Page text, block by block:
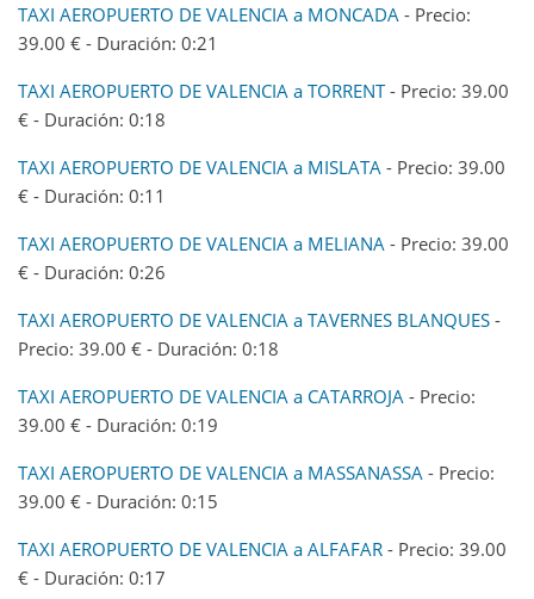
TAXI AEROPUERTO DE VALENCIA a MONCADA - Precio:
39.00 € - Duración: 0:21
TAXI AEROPUERTO DE VALENCIA a TORRENT- Precio: 39.00
€ - Duración: 0:18
TAXI AEROPUERTO DE VALENCIA a MISLATA - Precio: 39.00
€ - Duración: 0:11
TAXI AEROPUERTO DE VALENCIA a MELIANA - Precio: 39.00
€ - Duración: 0:26
TAXI AEROPUERTO DE VALENCIA a TAVERNES BLANQUES -
Precio: 39.00 € - Duración: 0:18
TAXI AEROPUERTO DE VALENCIA a CATARROJA - Precio:
39.00 € - Duración: 0:19
TAXI AEROPUERTO DE VALENCIA a MASSANASSA - Precio:
39.00 € - Duración: 0:15
TAXI AEROPUERTO DE VALENCIA a ALFAFAR - Precio: 39.00
€ - Duración: 0:17